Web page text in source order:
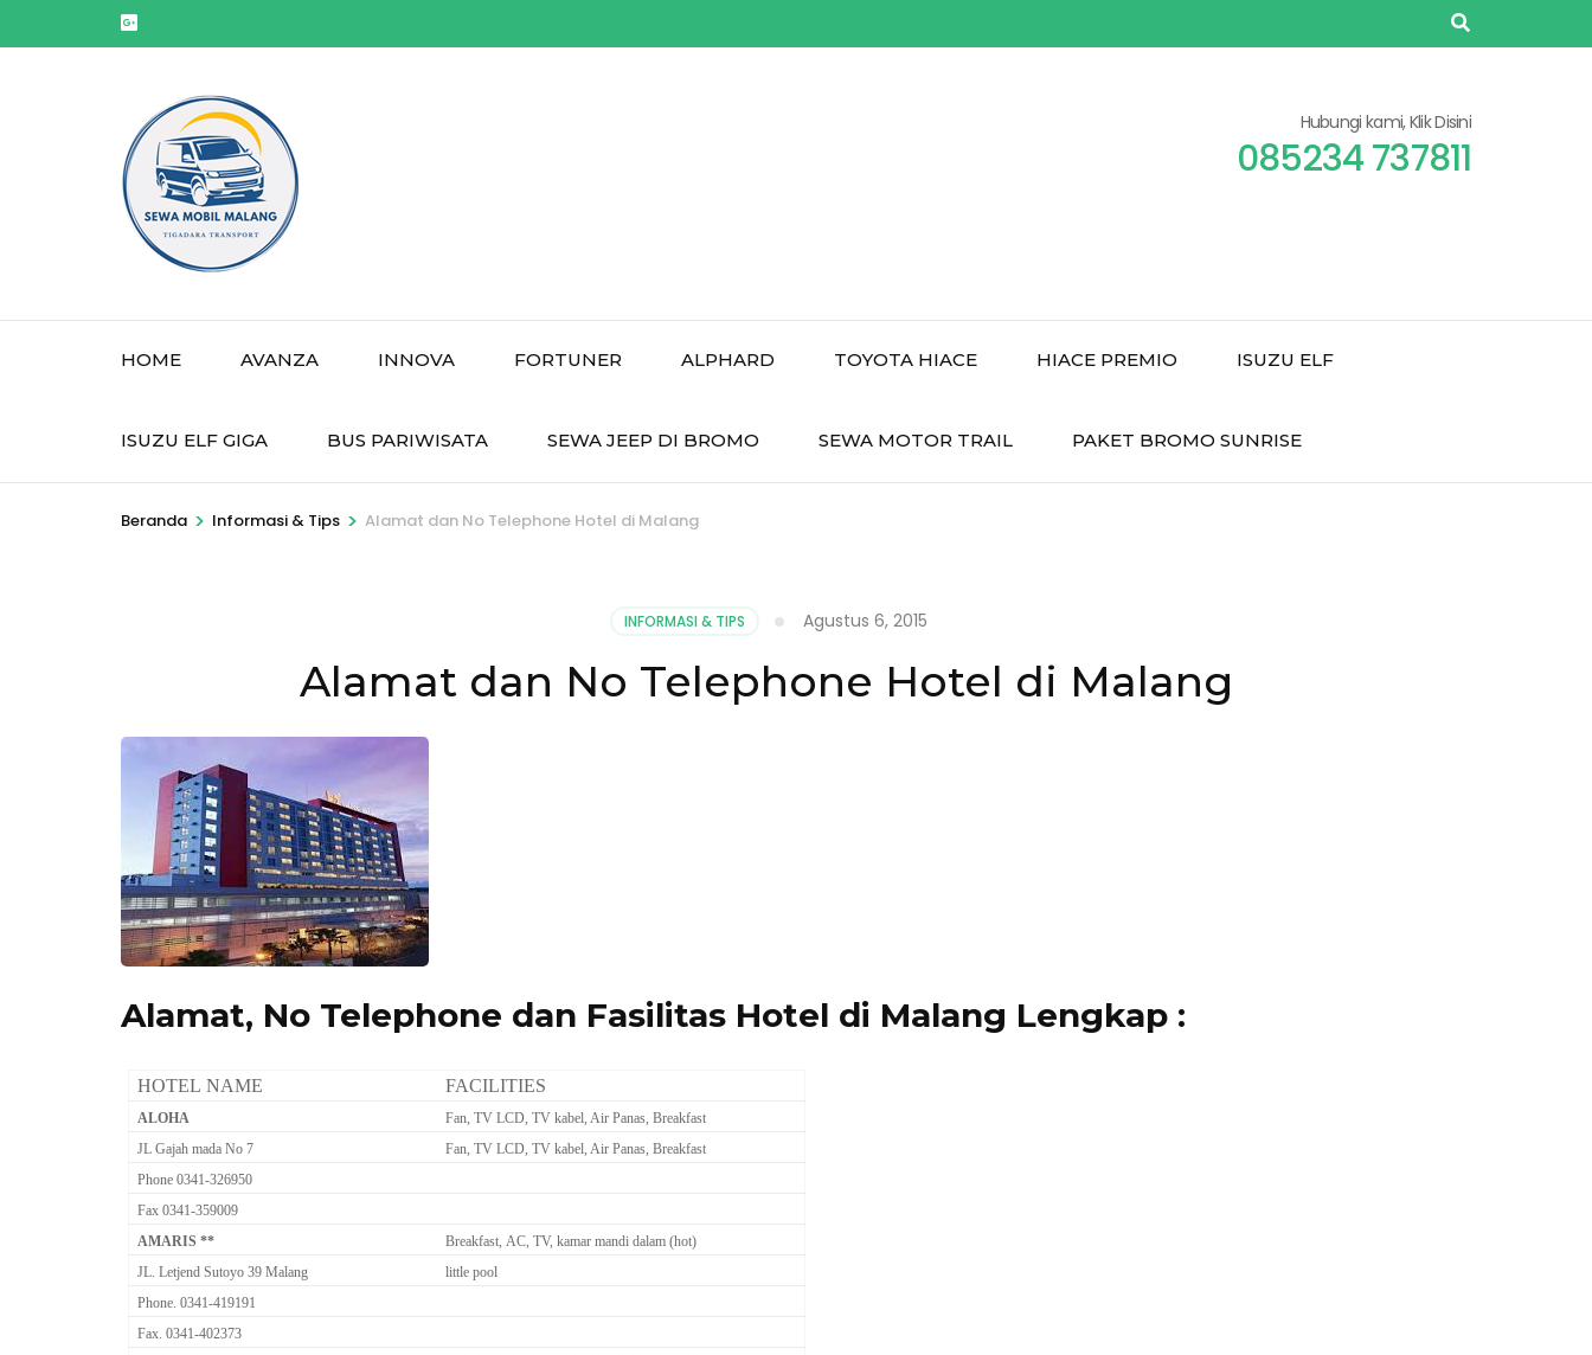
ke
Hubungi kami, Klik Disini
085234 737811
HOME AVANZA INNOVA FORTUNER ALPHARD TOYOTA HIACE HIACE PREMIO ISUZU ELF
ISUZU ELF GIGA BUS PARIWISATA SEWA JEEP DI BROMO SEWA MOTOR TRAIL PAKET BROMO SUNRISE
Beranda > Informasi & Tips > Alamat dan No Telephone Hotel di Malang
INFORMASI & TIPS Agustus 6, 2015
Alamat dan No Telephone Hotel di Malang
Alamat, No Telephone dan Fasilitas Hotel di Malang Lengkap :
HOTEL NAME FACILITIES
ALOHA
Fan, TV LCD, TV kabel, Air Panas, Breakfast
JL Gajah mada No 7
Fan, TV LCD, TV kabel, Air Panas, Breakfast
Phone 0341-326950
Fax 0341-359009
AMARIS **
Breakfast, AC, TV, kamar mandi dalam (hot)
JL. Letjend Sutoyo 39 Malang
little pool
Phone. 0341-419191
Fax. 0341-402373